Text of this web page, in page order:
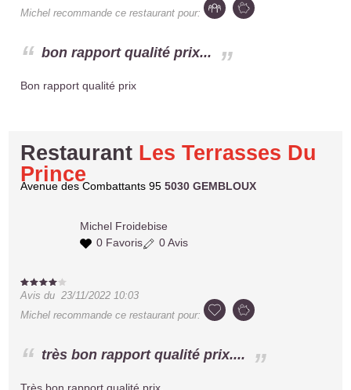
Michel recommande ce restaurant pour:
bon rapport qualité prix...
Bon rapport qualité prix
Restaurant Les Terrasses Du
Prince
Avenue des Combattants 955030 GEMBLOUX
Michel Froidebise
0 Favoris
0 Avis
Avis du23/11/2022 10:03
Michel recommande ce restaurant pour:
très bon rapport qualité prix....